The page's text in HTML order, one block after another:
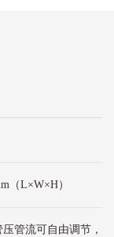
（L×W×H）
管流可自由调节，